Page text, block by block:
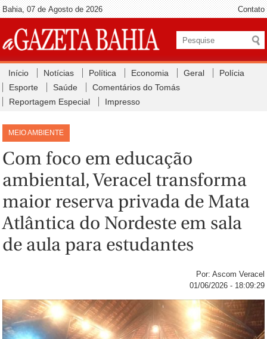
Bahia, 07 de Agosto de 2026 Contato
Início Notícias Política Economia Geral
Polícia
Esporte
Saúde
Comentários do Tomás
Reportagem Especial
Impresso
MEIO AMBIENTE
Com foco em educação
ambiental, Veracel transforma
maior reserva privada de Mata
Atlântica do Nordeste em sala
de aula para estudantes
Por: Ascom Veracel
01/06/2026 - 18:09:29